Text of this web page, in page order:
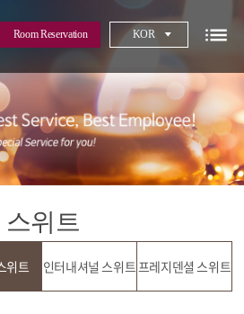
Room Reservation KOR
스위트
위트 인터내셔널 스위트프레지덴셜 스위트